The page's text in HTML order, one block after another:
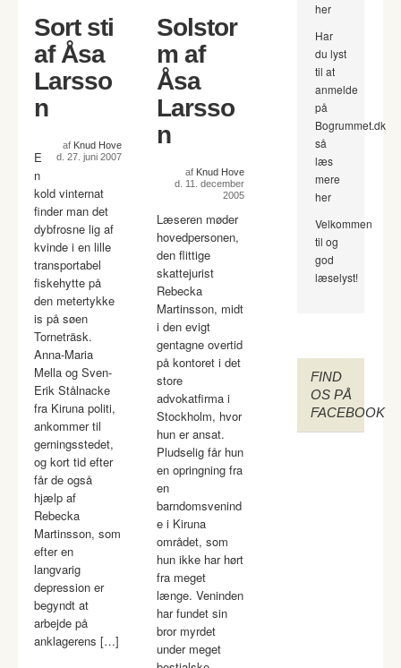
Sort sti
af Åsa
Larsso
n
af Knud Hove
d. 27. juni 2007
E
n
kold vinternat
finder man det
dybfrosne lig af
kvinde i en lille
transportabel
fiskehytte på
den metertykke
is på søen
Torneträsk.
Anna-Maria
Mella og Sven-
Erik Stålnacke
fra Kiruna politi,
ankommer til
gerningsstedet,
og kort tid efter
får de også
hjælp af
Rebecka
Martinsson, som
efter en
langvarig
depression er
begyndt at
arbejde på
anklagerens […]
Solstor
m af
Åsa
Larsso
n
af Knud Hove
d. 11. december
2005
Læseren møder
hovedpersonen,
den flittige
skattejurist
Rebecka
Martinsson, midt
i den evigt
gentagne overtid
på kontoret i det
store
advokatfirma i
Stockholm, hvor
hun er ansat.
Pludselig får hun
en opringning fra
en
barndomsvenind
e i Kiruna
området, som
hun ikke har hørt
fra meget
længe. Veninden
har fundet sin
bror myrdet
under meget
her
Har
du lyst
til at
anmelde
på
Bogrummet.dk
så
læs
mere
her
Velkommen
til og
god
læselyst!
FIND
OS PÅ
FACEBOOK